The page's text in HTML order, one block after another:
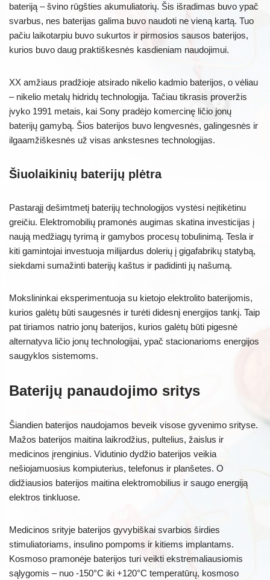
bateriją – švino rūgšties akumuliatorių. Šis išradimas buvo ypač
svarbus, nes baterijas galima buvo naudoti ne vieną kartą. Tuo
pačiu laikotarpiu buvo sukurtos ir pirmosios sausos baterijos,
kurios buvo daug praktiškesnės kasdieniam naudojimui.
XX amžiaus pradžioje atsirado nikelio kadmio baterijos, o vėliau
– nikelio metalų hidridų technologija. Tačiau tikrasis proveržis
įvyko 1991 metais, kai Sony pradėjo komercinę ličio jonų
baterijų gamybą. Šios baterijos buvo lengvesnės, galingesnės ir
ilgaamžiškesnės už visas ankstesnes technologijas.
Šiuolaikinių baterijų plėtra
Pastarąjį dešimtmetį baterijų technologijos vystėsi neįtikėtinu
greičiu. Elektromobilių pramonės augimas skatina investicijas į
naują medžiagų tyrimą ir gamybos procesų tobulinimą. Tesla ir
kiti gamintojai investuoja milijardus dolerių į gigafabrikų statybą,
siekdami sumažinti baterijų kaštus ir padidinti jų našumą.
Mokslininkai eksperimentuoja su kietojo elektrolito baterijomis,
kurios galėtų būti saugesnės ir turėti didesnį energijos tankį. Taip
pat tiriamos natrio jonų baterijos, kurios galėtų būti pigesnė
alternatyva ličio jonų technologijai, ypač stacionarioms energijos
saugyklos sistemoms.
Baterijų panaudojimo sritys
Šiandien baterijos naudojamos beveik visose gyvenimo srityse.
Mažos baterijos maitina laikrodžius, pultelius, žaislus ir
medicinos įrenginius. Vidutinio dydžio baterijos veikia
nešiojamuosius kompiuterius, telefonus ir planšetes. O
didžiausios baterijos maitina elektromobilius ir saugo energiją
elektros tinkluose.
Medicinos srityje baterijos gyvybiškai svarbios širdies
stimuliatoriams, insulino pompoms ir kitiems implantams.
Kosmoso pramonėje baterijos turi veikti ekstremaliausiomis
sąlygomis – nuo -150°C iki +120°C temperatūrų, kosmoso